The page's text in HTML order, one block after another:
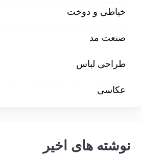
خیاطی و دوخت
صنعت مد
طراحی لباس
عکاسی
نوشته های اخیر